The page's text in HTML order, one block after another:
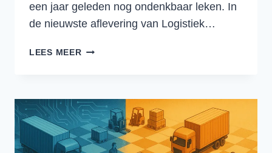
een jaar geleden nog ondenkbaar leken. In
de nieuwste aflevering van Logistiek…
LEES MEERAI
WAAROM
DATA
DE
SLEUTEL